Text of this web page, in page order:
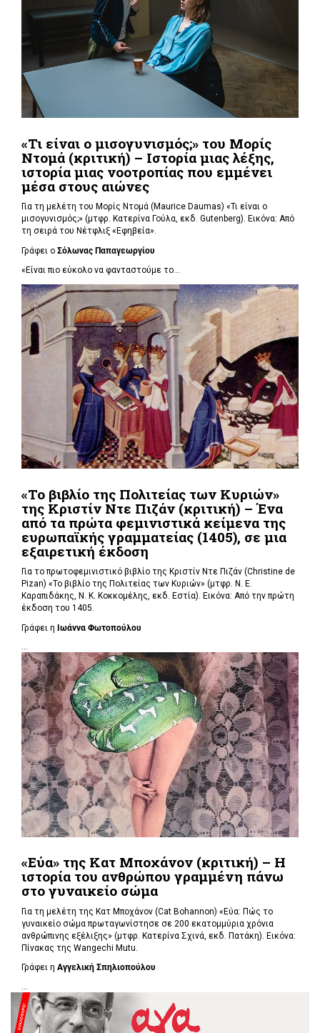
«Τι είναι ο μισογυνισμός;» του Μορίς
Ντομά (κριτική) – Ιστορία μιας λέξης,
ιστορία μιας νοοτροπίας που εμμένει
μέσα στους αιώνες
Για τη μελέτη του Μορίς Ντομά (Maurice Daumas) «Τι είναι ο
μισογυνισμός;» (μτφρ. Κατερίνα Γούλα, εκδ. Gutenberg). Εικόνα: Από
τη σειρά του Νέτφλιξ «Εφηβεία».
Γράφει ο Σόλωνας Παπαγεωργίου
«Είναι πιο εύκολο να φανταστούμε το...
«Το βιβλίο της Πολιτείας των Κυριών»
της Κριστίν Ντε Πιζάν (κριτική) – Ένα
από τα πρώτα φεμινιστικά κείμενα της
ευρωπαϊκής γραμματείας (1405), σε μια
εξαιρετική έκδοση
Για το πρωτοφεμινιστικό βιβλίο της Κριστίν Ντε Πιζάν (Christine de
Pizan) «Το βιβλίο της Πολιτείας των Κυριών» (μτφρ. Ν. Ε.
Καραπιδάκης, Ν. Κ. Κοκκομέλης, εκδ. Εστία). Εικόνα: Από την πρώτη
έκδοση του 1405.
Γράφει η Ιωάννα Φωτοπούλου
...
«Εύα» της Κατ Μποχάνον (κριτική) – Η
ιστορία του ανθρώπου γραμμένη πάνω
στο γυναικείο σώμα
Για τη μελέτη της Κατ Μποχάνον (Cat Bohannon) «Εύα: Πώς το
γυναικείο σώμα πρωταγωνίστησε σε 200 εκατομμύρια χρόνια
ανθρώπινης εξέλιξης» (μτφρ. Κατερίνα Σχινά, εκδ. Πατάκη). Εικόνα:
Πίνακας της Wangechi Mutu.
Γράφει η Αγγελική Σπηλιοπούλου
...